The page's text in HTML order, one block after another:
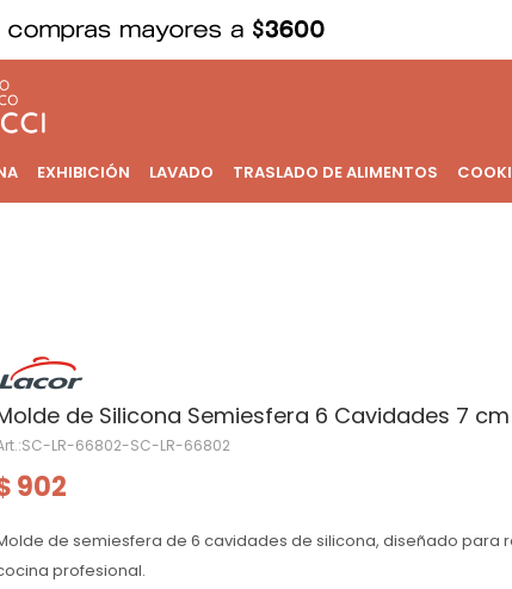
EXHIBICIÓN LAVADO TRASLADO DE ALIMENTOS
de Silicona Semiesfera 6 Cavidades 7 cm
SC-LR-66802-SC-LR-66802
902
de semiesfera de 6 cavidades de silicona, diseñado para
profesional.